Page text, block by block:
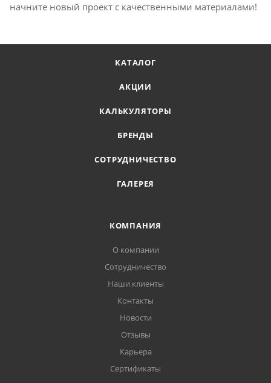
начните новый проект с качественными материалами!
КАТАЛОГ
АКЦИИ
КАЛЬКУЛЯТОРЫ
БРЕНДЫ
СОТРУДНИЧЕСТВО
ГАЛЕРЕЯ
КОМПАНИЯ
О компании
Сотрудничество
Наши клиенты
Контакты
Новости
Отзывы
Карьера
Сертификаты